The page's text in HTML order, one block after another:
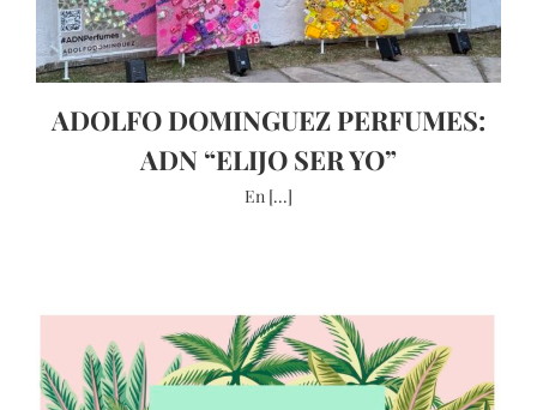
ADOLFO DOMINGUEZ PERFUMES:
ADN “ELIJO SER YO”
En [...]